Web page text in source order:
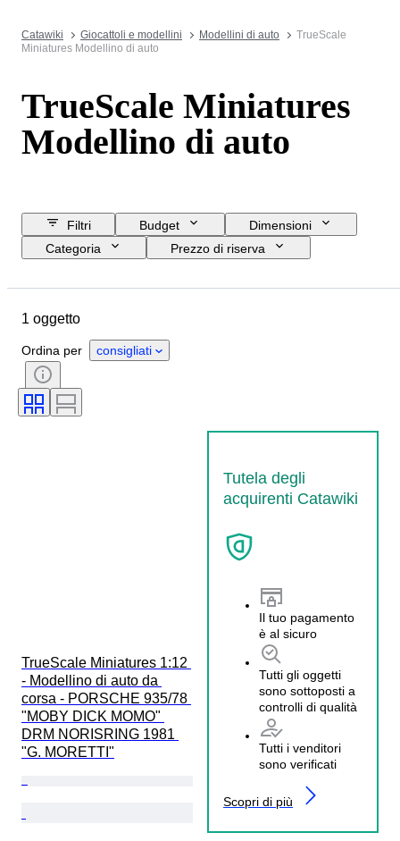
Catawiki Giocattoli e modellini Modellini di auto
TrueScale
Miniatures Modellino di auto
TrueScale Miniatures
Modellino di auto
Filtri Budget
Dimensioni
Categoria
Prezzo di riserva
Condizioni
Colore
Epoca
1 oggetto
Ordina per consigliati
TrueScale Miniatures 1:12
- Modellino di auto da
corsa - PORSCHE 935/78
"MOBY DICK MOMO"
DRM NORISRING 1981
"G. MORETTI"
Tutela degli
acquirenti Catawiki
Il tuo pagamento
è al sicuro
Tutti gli oggetti
sono sottoposti a
controlli di qualità
Tutti i venditori
sono verificati
Scopri di più